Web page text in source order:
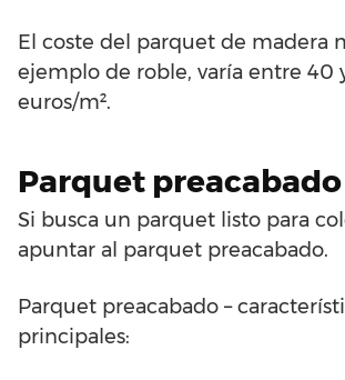
El coste del parquet de madera
ejemplo de roble, varía entre 40
euros/m².
Parquet preacabado
Si busca un parquet listo para
apuntar al parquet preacabado.
Parquet preacabado –
principales: